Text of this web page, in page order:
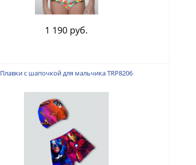
1 190 руб.
Плавки с шапочкой для мальчика TRP8206